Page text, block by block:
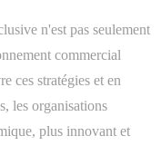
n'est pas seulement
commercial
ces stratégies et en
les organisations
plus innovant et